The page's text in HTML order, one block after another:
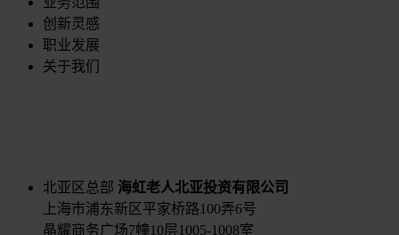
创新灵感
职业发展
关于我们
北亚区总部 海虹老人北亚投资有限公司
上海市浦东新区平家桥路100弄6号
晶耀商务广场7幢10层1005-1008室